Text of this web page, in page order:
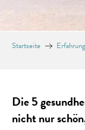
Startseite
Die 5
nicht nur